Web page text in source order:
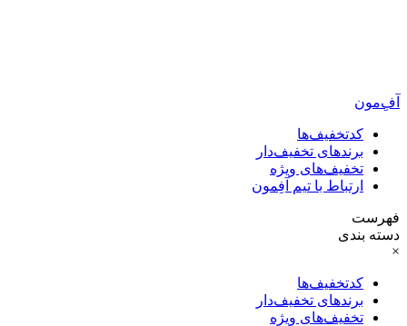
آفِ‌مون
کدتخفیف‌ها
برندهای تخفیف‌دار
تخفیف‌های ویژه
ارتباط با تیم آفِمون
فهرست
دسته بندی
×
کدتخفیف‌ها
برندهای تخفیف‌دار
تخفیف‌های ویژه